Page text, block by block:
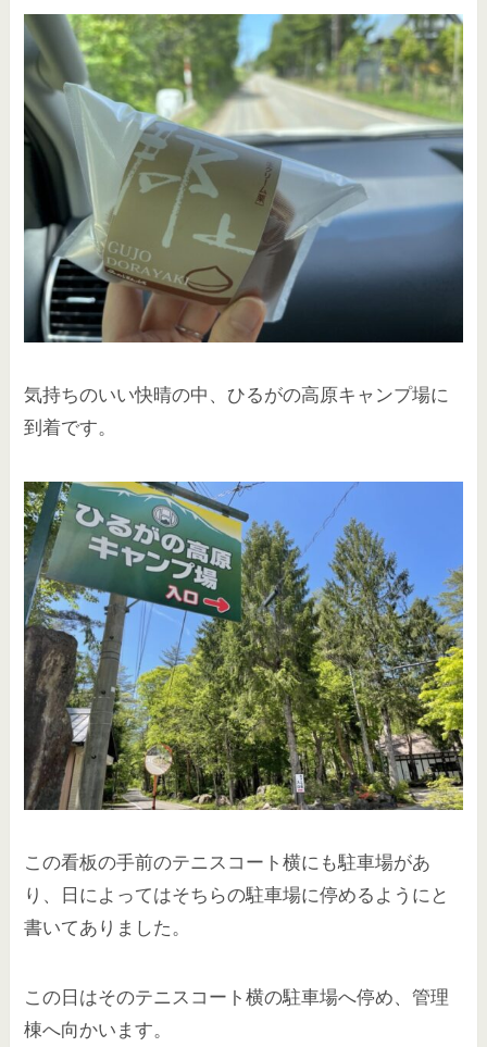
気持ちのいい快晴の中、ひるがの高原キャンプ場に
到着です。
この看板の手前のテニスコート横にも駐車場があ
り、日によってはそちらの駐車場に停めるようにと
書いてありました。
この日はそのテニスコート横の駐車場へ停め、管理
棟へ向かいます。